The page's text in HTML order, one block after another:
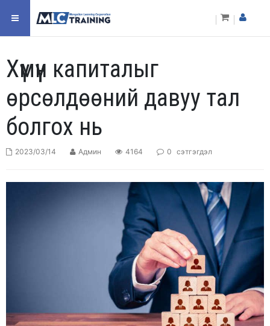
Хүмүүн капиталыг
өрсөлдөөний давуу тал
болгох нь
2023/03/14 Админ 4164 0 сэтгэгдэл